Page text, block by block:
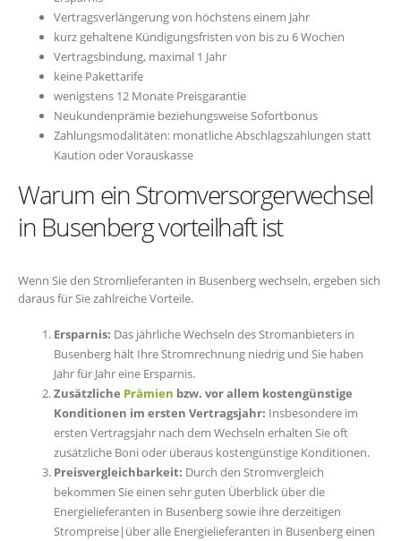
Vertragsverlängerung von höchstens einem Jahr
kurz gehaltene Kündigungsfristen von bis zu 6 Wochen
Vertragsbindung, maximal 1 Jahr
keine Pakettarife
wenigstens 12 Monate Preisgarantie
Neukundenprämie beziehungsweise Sofortbonus
Zahlungsmodalitäten: monatliche Abschlagszahlungen statt
Kaution oder Vorauskasse
Warum ein Stromversorgerwechsel
in Busenberg vorteilhaft ist
Wenn Sie den Stromlieferanten in Busenberg wechseln, ergeben sich
daraus für Sie zahlreiche Vorteile.
Ersparnis: Das jährliche Wechseln des Stromanbieters in
Busenberg hält Ihre Stromrechnung niedrig und Sie haben
Jahr für Jahr eine Ersparnis.
Zusätzliche Prämien bzw. vor allem kostengünstige
Konditionen im ersten Vertragsjahr: Insbesondere im
ersten Vertragsjahr nach dem Wechseln erhalten Sie oft
zusätzliche Boni oder überaus kostengünstige Konditionen.
Preisvergleichbarkeit: Durch den Stromvergleich
bekommen Sie einen sehr guten Überblick über die
Energielieferanten in Busenberg sowie ihre derzeitigen
Strompreise|über alle Energielieferanten in Busenberg einen